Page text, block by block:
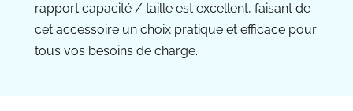
rapport capacité / taille est excellent, faisant de
cet accessoire un choix pratique et efficace pour
tous vos besoins de charge.